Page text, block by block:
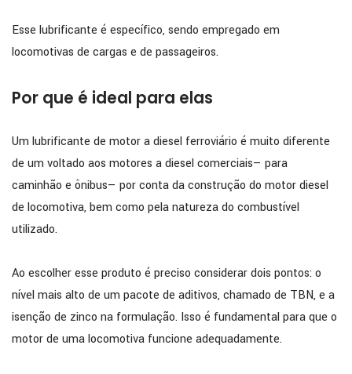
Esse lubrificante é específico, sendo empregado em
locomotivas de cargas e de passageiros.
Por que é ideal para elas
Um lubrificante de motor a diesel ferroviário é muito diferente
de um voltado aos motores a diesel comerciais— para
caminhão e ônibus— por conta da construção do motor diesel
de locomotiva, bem como pela natureza do combustível
utilizado.
Ao escolher esse produto é preciso considerar dois pontos: o
nível mais alto de um pacote de aditivos, chamado de TBN, e a
isenção de zinco na formulação. Isso é fundamental para que o
motor de uma locomotiva funcione adequadamente.